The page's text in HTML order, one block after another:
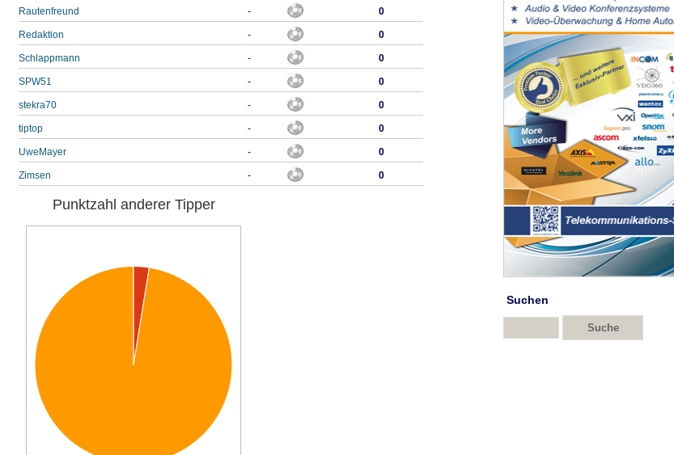
Rautenfreund - 0
Redaktion - 0
Schlappmann - 0
SPW51 - 0
stekra70 - 0
tiptop - 0
UweMayer - 0
Zimsen - 0
Punktzahl anderer Tipper
Suchen